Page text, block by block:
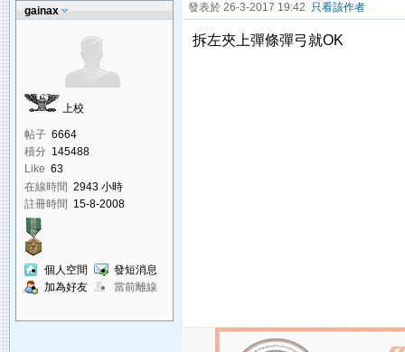
gainax
上校
帖子 6664
積分 145488
Like 63
在線時間 2943 小時
註冊時間 15-8-2008
個人空間
發短消息
加為好友
當前離線
發表於 26-3-2017 19:42 只看該作者
拆左夾上彈條彈弓就OK